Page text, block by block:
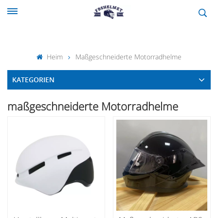
Heim Maßgeschneiderte Motorradhelme
KATEGORIEN
maßgeschneiderte Motorradhelme